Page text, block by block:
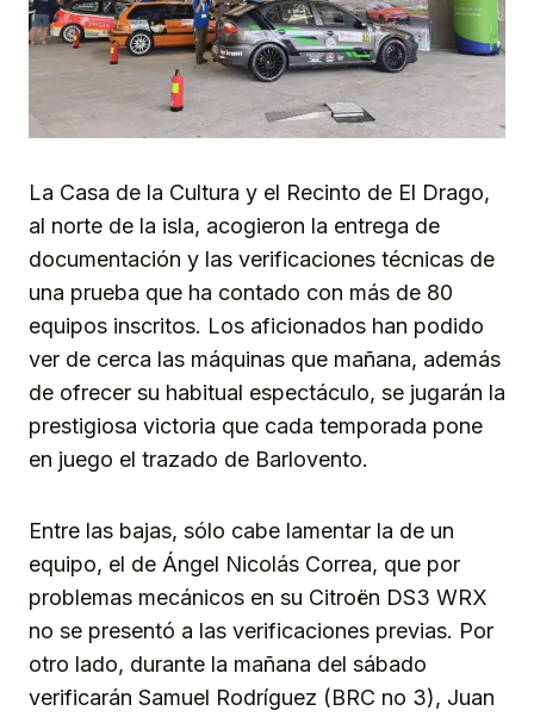
La Casa de la Cultura y el Recinto de El Drago,
al norte de la isla, acogieron la entrega de
documentación y las verificaciones técnicas de
una prueba que ha contado con más de 80
equipos inscritos. Los aficionados han podido
ver de cerca las máquinas que mañana, además
de ofrecer su habitual espectáculo, se jugarán la
prestigiosa victoria que cada temporada pone
en juego el trazado de Barlovento.
Entre las bajas, sólo cabe lamentar la de un
equipo, el de Ángel Nicolás Correa, que por
problemas mecánicos en su Citroën DS3 WRX
no se presentó a las verificaciones previas. Por
otro lado, durante la mañana del sábado
verificarán Samuel Rodríguez (BRC no 3), Juan